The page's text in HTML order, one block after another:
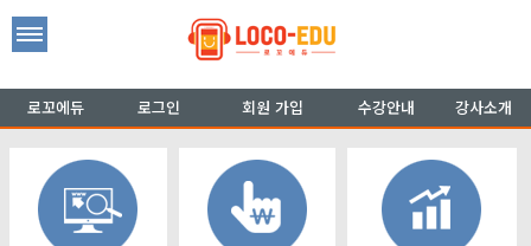
로꼬에듀 로그인 회원 가입 수강안내 강사소개